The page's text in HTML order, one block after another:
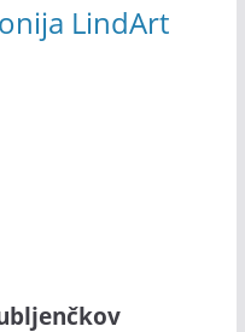
LindArt